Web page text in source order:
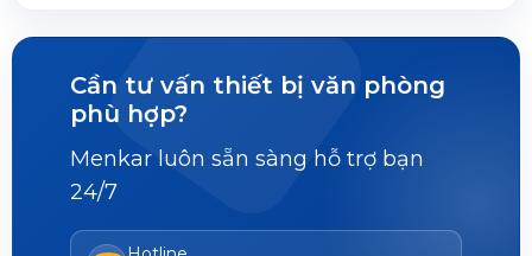
Cần tư vấn thiết bị văn phòng
phù hợp?
Menkar luôn sẵn sàng hỗ trợ bạn
24/7